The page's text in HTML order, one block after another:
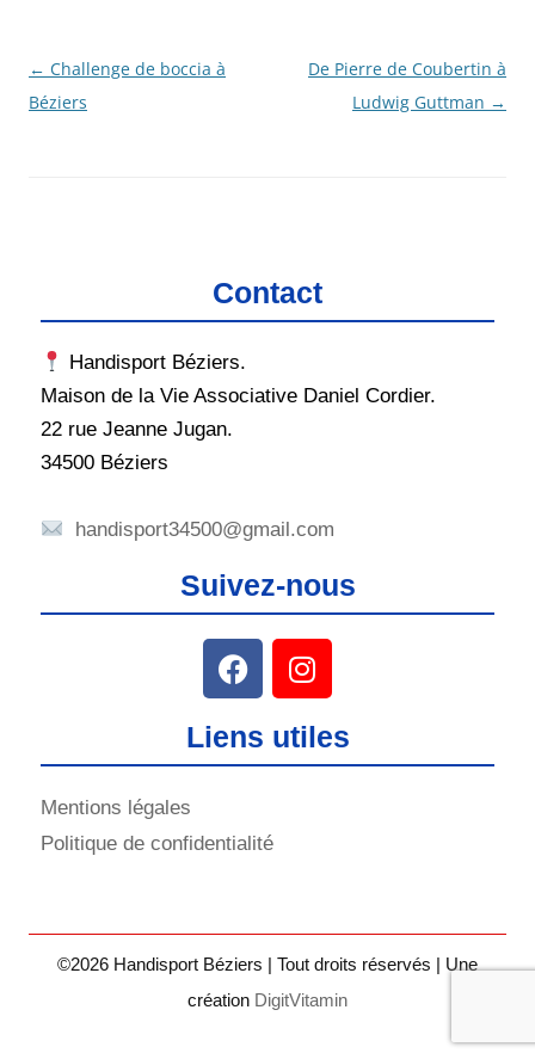
Navigation
des
← Challenge de boccia à
Béziers
De Pierre de Coubertin à
Ludwig Guttman →
Contact
Handisport Béziers.
Maison de la Vie Associative Daniel Cordier.
22 rue Jeanne Jugan.
34500 Béziers
handisport34500@gmail.com
Suivez-nous
Liens utiles
Mentions légales
Politique de confidentialité
©2026 Handisport Béziers | Tout droits réservés | Une
création DigitVitamin